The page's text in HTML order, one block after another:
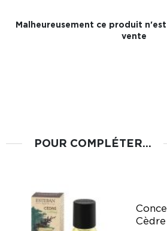
Malheureusement ce produit
vente
POUR COMPLÉTER...